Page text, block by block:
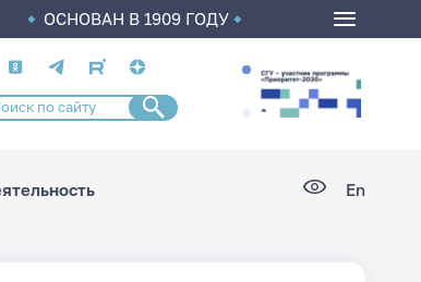
ОСНОВАН В 1909 ГОДУ
En